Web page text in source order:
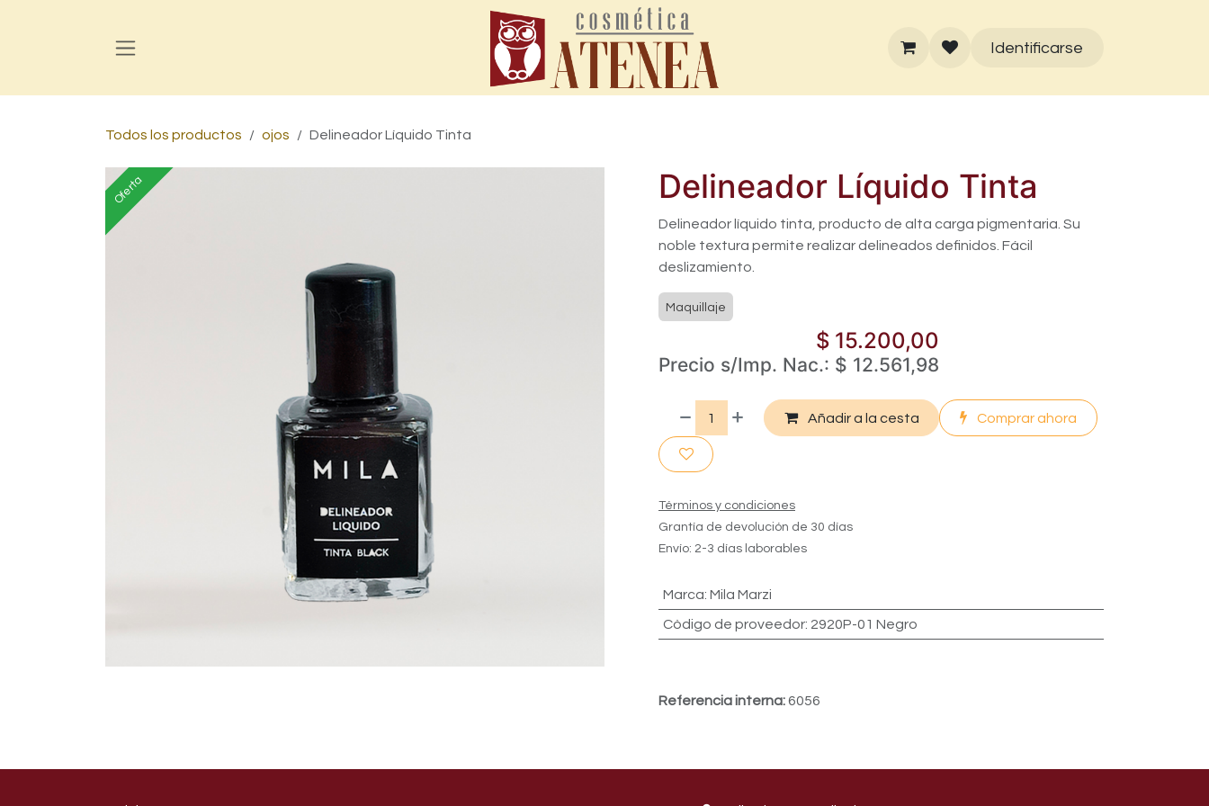
Identificarse
Todos los productos ojos Delineador Líquido Tinta
Oferta Delineador Líquido Tinta
Delineador líquido tinta, producto de alta carga pigmentaria. Su
noble textura permite realizar delineados definidos. Fácil
deslizamiento.
Maquillaje
$ 15.200,00
Precio s/Imp. Nac.: $ 12.561,98
Añadir a la cesta Comprar ahora
Términos y condiciones
Grantía de devolución de 30 días
Envío: 2-3 días laborables
Marca: Mila Marzi
Còdigo de proveedor: 2920P-01 Negro
Referencia interna:6056